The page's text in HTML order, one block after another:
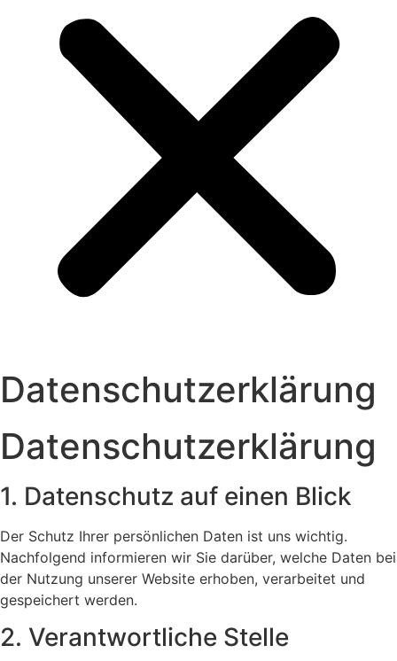
Datenschutzerklärung
Datenschutzerklärung
1. Datenschutz auf einen Blick
Der Schutz Ihrer persönlichen Daten ist uns wichtig.
Nachfolgend informieren wir Sie darüber, welche Daten bei
der Nutzung unserer Website erhoben, verarbeitet und
gespeichert werden.
2. Verantwortliche Stelle